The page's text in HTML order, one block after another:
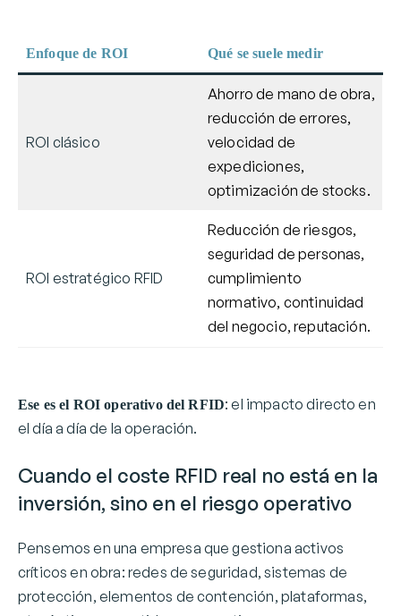
Enfoque de ROI Qué se suele medir
ROI clásico
Ahorro de mano de obra,
reducción de errores,
velocidad de
expediciones,
optimización de stocks.
ROI estratégico RFID
Reducción de riesgos,
seguridad de personas,
cumplimiento
normativo, continuidad
del negocio, reputación.
Ese es el ROI operativo del RFID: el impacto directo en
el día a día de la operación.
Cuando el coste RFID real no está en la
inversión, sino en el riesgo operativo
Pensemos en una empresa que gestiona activos
críticos en obra: redes de seguridad, sistemas de
protección, elementos de contención, plataformas,